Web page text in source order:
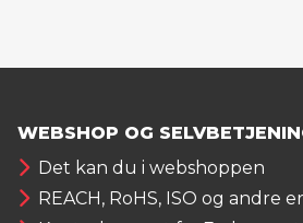
WEBSHOP OG
Det kan du i webshoppen
REACH, RoHS, ISO og andre